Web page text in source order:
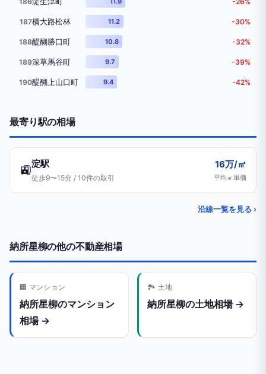
187横大路松林 11.2 -30%
188醍醐勝口町 10.8 -32%
189深草馬谷町 9.7 -39%
190醍醐上山口町 9.4 -42%
最寄り駅の相場
🚉淀駅
徒歩9〜15分 / 10件の取引
16万/㎡
平均㎡単価
沿線一覧を見る ›
納所星柳の他の不動産相場
🏢 マンション
納所星柳のマンション
相場 →
🏞️ 土地
納所星柳の土地相場 →